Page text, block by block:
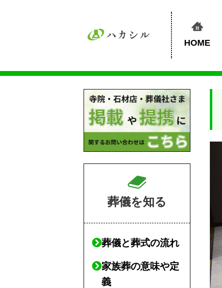
HOME
葬儀を知る
葬儀と葬式の流れ
家族葬の意味や定
義